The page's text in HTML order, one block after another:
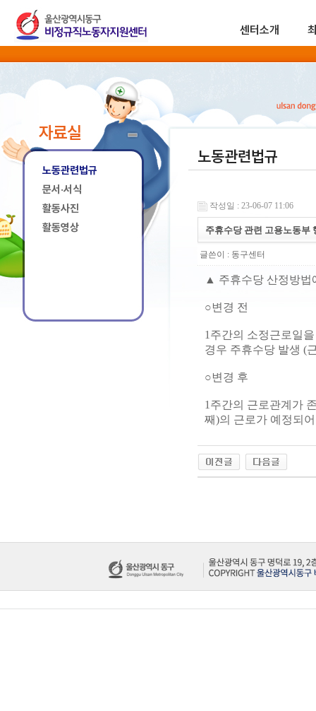
센터소개
자료실
노동관련법규
문서·서식
활동사진
활동영상
노동관련법규
작성일 : 23-06-07 11:06
주휴수당 관련 고용노동부
글쓴이 : 동구센터
▲ 주휴수당 산정방법
○변경 전
1주간의 소정근로일
경우 주휴수당 발생 (
○변경 후
1주간의 근로관계가
째)의 근로가 예정되